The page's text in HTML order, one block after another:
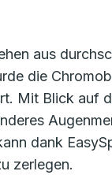
aus
die
Mit Blick auf
dank
zerlegen.